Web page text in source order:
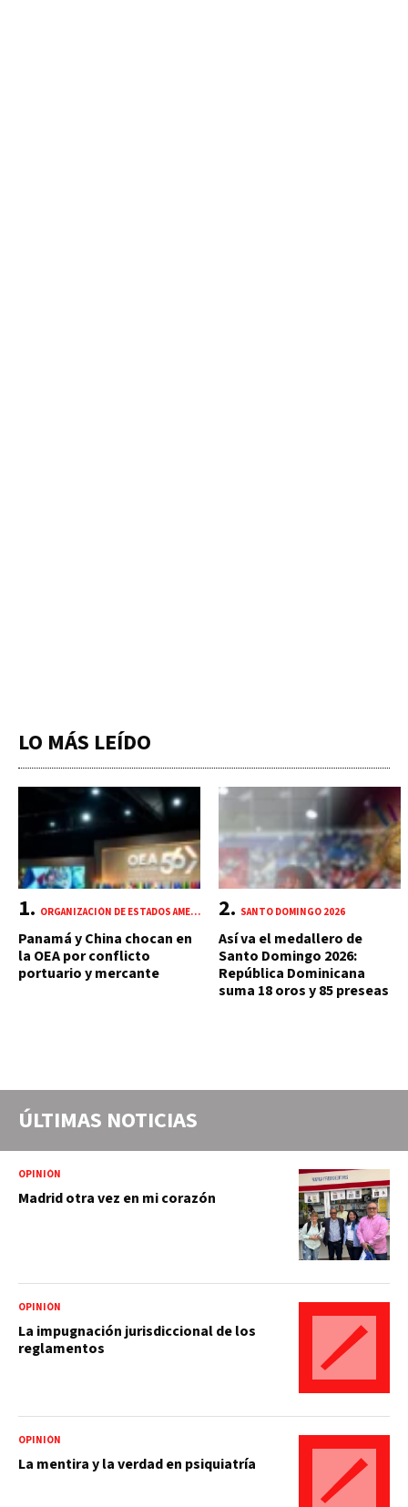
LO MÁS LEÍDO
ORGANIZACIÓN DE ESTADOS AMERICANOS (OEA)
Panamá y China chocan en
la OEA por conflicto
portuario y mercante
SANTO DOMINGO 2026
Así va el medallero de
Santo Domingo 2026:
República Dominicana
suma 18 oros y 85 preseas
ÚLTIMAS NOTICIAS
OPINIÓN
Madrid otra vez en mi corazón
OPINIÓN
La impugnación jurisdiccional de los
reglamentos
OPINIÓN
La mentira y la verdad en psiquiatría